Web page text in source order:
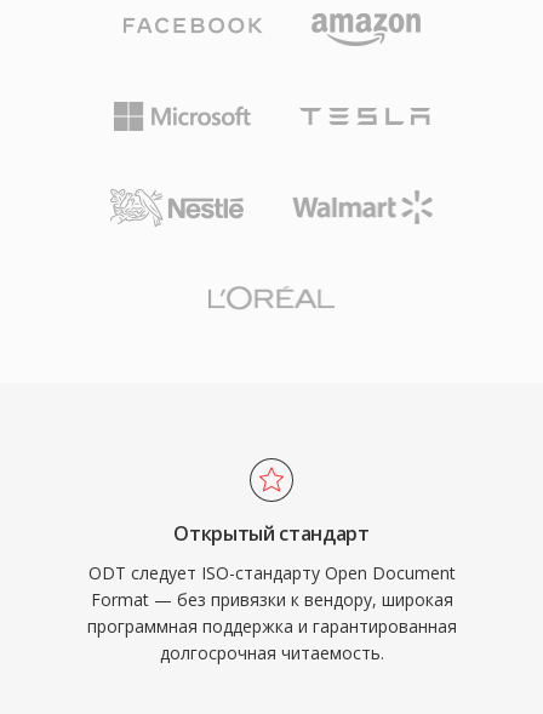
Открытый стандарт
ODT следует ISO-стандарту Open Document
Format — без привязки к вендору, широкая
программная поддержка и гарантированная
долгосрочная читаемость.